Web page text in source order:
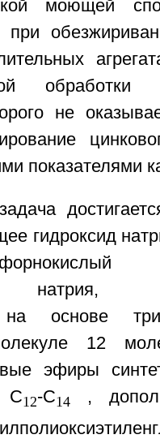
моющей
при
не
показателями
гидроксид
натрия,
на основе
12
эфиры
С12-С14 ,